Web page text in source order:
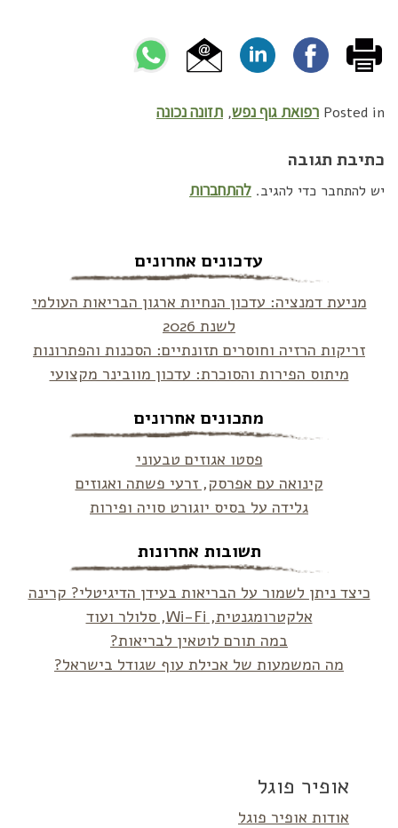
Posted in רפואת גוף נפש, תזונה נכונה
כתיבת תגובה
יש להתחבר כדי להגיב. להתחברות
עדכונים אחרונים
מניעת דמנציה: עדכון הנחיות ארגון הבריאות העולמי
לשנת 2026
זריקות הרזיה וחוסרים תזונתיים: הסכנות והפתרונות
מיתוס הפירות והסוכרת: עדכון מוובינר מקצועי
מתכונים אחרונים
פסטו אגוזים טבעוני
קינואה עם אפרסק, זרעי פשתה ואגוזים
גלידה על בסיס יוגורט סויה ופירות
תשובות אחרונות
כיצד ניתן לשמור על הבריאות בעידן הדיגיטלי? קרינה
אלקטרומגנטית, Wi-Fi, סלולר ועוד
במה תורם לוטאין לבריאות?
מה המשמעות של אכילת עוף שגודל בישראל?
אופיר פוגל
אודות אופיר פוגל